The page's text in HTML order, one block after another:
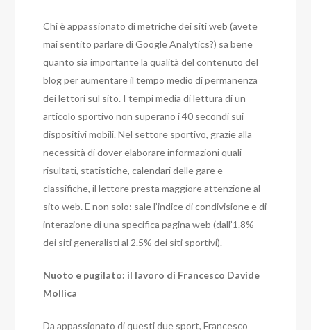
Chi è appassionato di metriche dei siti web (avete
mai sentito parlare di Google Analytics?) sa bene
quanto sia importante la qualità del contenuto del
blog per aumentare il tempo medio di permanenza
dei lettori sul sito. I tempi media di lettura di un
articolo sportivo non superano i 40 secondi sui
dispositivi mobili. Nel settore sportivo, grazie alla
necessità di dover elaborare informazioni quali
risultati, statistiche, calendari delle gare e
classifiche, il lettore presta maggiore attenzione al
sito web. E non solo: sale l’indice di condivisione e di
interazione di una specifica pagina web (dall’1.8%
dei siti generalisti al 2.5% dei siti sportivi).
Nuoto e pugilato: il lavoro di Francesco Davide
Mollica
Da appassionato di questi due sport, Francesco